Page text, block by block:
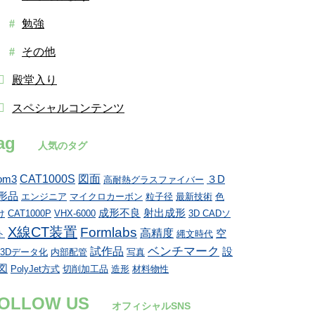
勉強
その他
殿堂入り
スペシャルコンテンツ
人気のタグ
CAT1000S 図面 高耐熱グラスファイバー ３D
品 エンジニア マイクロカーボン 粒子径 最新技術 色
CAT1000P VHX-6000 成形不良 射出成形 3D CADソ
X線CT装置 Formlabs 高精度 縄文時代 空
3Dデータ化 内部配管 試作品 写真 ベンチマーク 設
PolyJet方式 切削加工品 造形 材料物性
US オフィシャルSNS